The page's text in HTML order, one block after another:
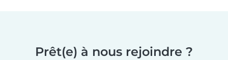
Prêt(e) à nous rejoindre ?